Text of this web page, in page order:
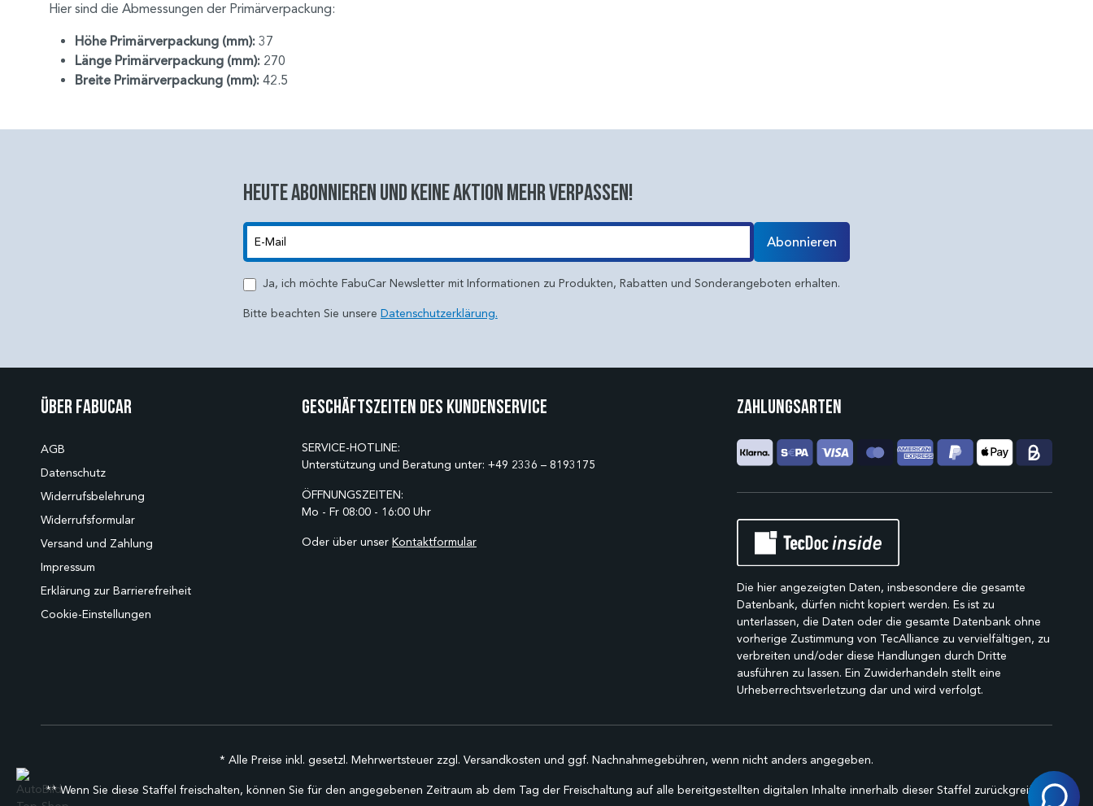
Hier sind die Abmessungen der Primärverpackung:
Höhe Primärverpackung (mm): 37
Länge Primärverpackung (mm): 270
Breite Primärverpackung (mm): 42.5
Heute abonnieren und keine aktion mehr verpassen!
Abonnieren
Ja, ich möchte FabuCar Newsletter mit Informationen zu Produkten, Rabatten und Sonderangeboten erhalten.
Bitte beachten Sie unsere Datenschutzerklärung.
Über Fabucar
AGB
Datenschutz
Widerrufsbelehrung
Widerrufsformular
Versand und Zahlung
Impressum
Erklärung zur Barrierefreiheit
Cookie-Einstellungen
Geschäftszeiten des Kundenservice
SERVICE-HOTLINE:
Unterstützung und Beratung unter: +49 2336 – 8193175
ÖFFNUNGSZEITEN:
Mo - Fr 08:00 - 16:00 Uhr
Oder über unser Kontaktformular
Zahlungsarten
Die hier angezeigten Daten, insbesondere die gesamte
Datenbank, dürfen nicht kopiert werden. Es ist zu
unterlassen, die Daten oder die gesamte Datenbank ohne
vorherige Zustimmung von TecAlliance zu vervielfältigen, zu
verbreiten und/oder diese Handlungen durch Dritte
ausführen zu lassen. Ein Zuwiderhandeln stellt eine
Urheberrechtsverletzung dar und wird verfolgt.
* Alle Preise inkl. gesetzl. Mehrwertsteuer zzgl. Versandkosten und ggf. Nachnahmegebühren, wenn nicht anders angegeben.
** Wenn Sie diese Staffel freischalten, können Sie für den angegebenen Zeitraum ab dem Tag der Freischaltung auf alle bereitgestellten digitalen Inhalte innerhalb dieser Staffel zurückgreifen.